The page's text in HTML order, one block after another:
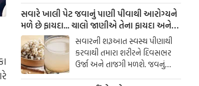
માત્ર સ્વાદિષ્ટ જ નથી પણ તમારા
સ્વાસ્થ્ય માટે અતિ ફાયદાકારક પણ
સવારે ખાલી પેટ જવાનું પાણી પીવાથી આરોગ્યને
મળે છે ફાયદા... ચાલો જાણીએ તેના ફાયદા અને
ઉપયોગ કરવાની યોગ્ય રીતસવારની શરૂઆત સ્વસ્થ પીણાથી
કરવાથી તમારા શરીરને દિવસભર
ઉર્જા અને તાજગી મળશે. જવનું
પાણી એક ઉત્તમ ઘરેલું ઉપાય